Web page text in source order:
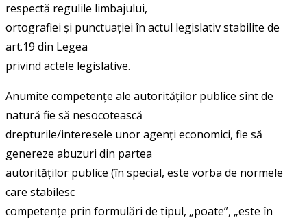
respectă regulile limbajului,
ortografiei și punctuației în actul legislativ stabilite de
art.19 din Legea
privind actele legislative.
Anumite competențe ale autorităților publice sînt de
natură fie să nesocotească
drepturile/interesele unor agenți economici, fie să
genereze abuzuri din partea
autorităților publice (în special, este vorba de normele
care stabilesc
competențe prin formulări de tipul, „poate”, „este în